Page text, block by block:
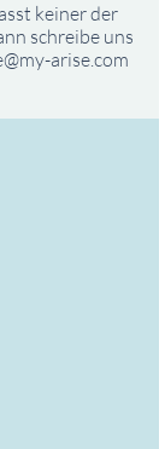
keiner der
schreibe uns
arise.com